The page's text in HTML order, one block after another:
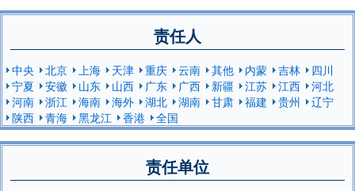
责任人
中央 北京 上海 天津 重庆 云南 其他 内蒙 吉林
四川
宁夏
安徽 山东 山西 广东 广西 新疆 江苏 江西
河北
河南
浙江 海南 海外 湖北 湖南 甘肃 福建 贵州
辽宁
陕西
青海 黑龙江 香港 全国
责任单位